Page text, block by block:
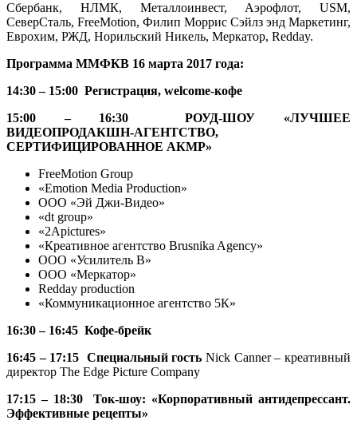
Сбербанк, НЛМК, Металлоинвест, Аэрофлот, USM,
СеверСталь, FreeMotion, Филип Моррис Сэйлз энд Маркетинг,
Еврохим, РЖД, Норильский Никель, Меркатор, Redday.
Программа ММФКВ 16 марта 2017 года:
14:30 – 15:00 Регистрация, welcome-кофе
15:00 – 16:30 РОУД-ШОУ «ЛУЧШЕЕ
ВИДЕОПРОДАКШН-АГЕНТСТВО,
СЕРТИФИЦИРОВАННОЕ АКМР»
FreeMotion Group
«Emotion Media Production»
ООО «Эй Джи-Видео»
«dt group»
«2Apictures»
«Креативное агентство Brusnika Agency»
ООО «Усилитель В»
ООО «Меркатор»
Redday production
«Коммуникационное агентство 5К»
16:30 – 16:45 Кофе-брейк
16:45 – 17:15 Специальный гость Nick Canner – креативный
директор The Edge Picture Company
17:15 – 18:30 Ток-шоу: «Корпоративный антидепрессант.
Эффективные рецепты»